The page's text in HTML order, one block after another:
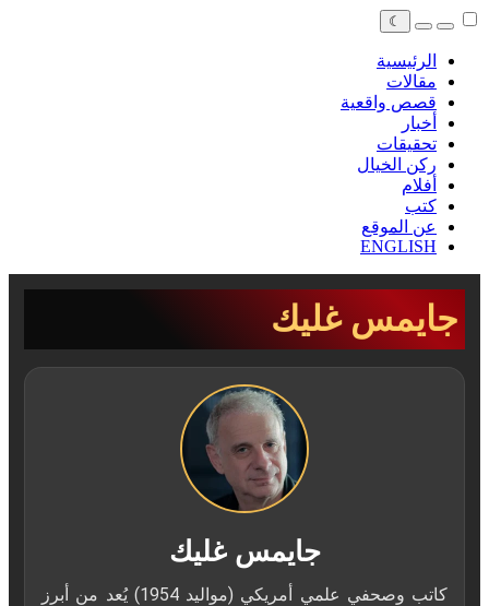
☾
الرئيسية
مقالات
قصص واقعية
أخبار
تحقيقات
ركن الخيال
أفلام
كتب
عن الموقع
ENGLISH
جايمس غليك
جايمس غليك
كاتب وصحفي علمي أمريكي (مواليد 1954) يُعد من أبرز